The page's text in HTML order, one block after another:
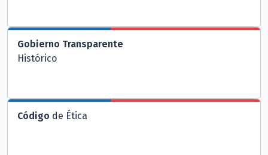
Gobierno Transparente
Histórico
Código de Ética